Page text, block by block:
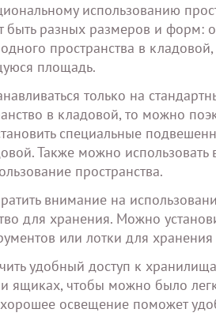
использованию
быть разных размеров и
пространства в
площадь.
только на
в кладовой, то можно
специальные
Также можно
пространства.
внимание на
для хранения. Можно
или лотки для
удобный доступ к
ящиках, чтобы можно было
освещение поможет